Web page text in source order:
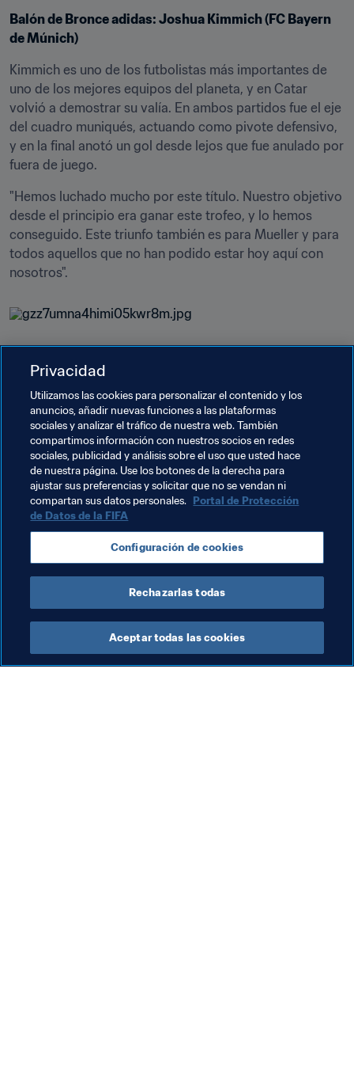
Balón de Bronce adidas: Joshua Kimmich (FC Bayern
de Múnich)
Kimmich es uno de los futbolistas más importantes de
uno de los mejores equipos del planeta, y en Catar
volvió a demostrar su valía. En ambos partidos fue el eje
del cuadro muniqués, actuando como pivote defensivo,
y en la final anotó un gol desde lejos que fue anulado por
fuera de juego.
"Hemos luchado mucho por este título. Nuestro objetivo
desde el principio era ganar este trofeo, y lo hemos
conseguido. Este triunfo también es para Mueller y para
todos aquellos que no han podido estar hoy aquí con
nosotros".
Premio Fair Play de la FIFA: Al Duhail FC (Catar)
Fair Play de la FIFA. El conjunto catarí disputó dos
partidos, ya que la primera eliminatoria contra el
Auckland City se suspendió y se le otorgó el triunfo por
3-0. En la segunda ronda, el equipo de Sabri Lamouchi
cayó 0-1 ante el Al Ahly, que acabó colgándose el
bronce. Tres días después, el Al Duhail se aseguró la
quinta plaza gracias a su victoria por 1-3 sobre Ulsan
Hyundai FC.
Privacidad
Utilizamos las cookies para personalizar el contenido y los
anuncios, añadir nuevas funciones a las plataformas
sociales y analizar el tráfico de nuestra web. También
compartimos información con nuestros socios en redes
sociales, publicidad y análisis sobre el uso que usted hace
de nuestra página. Use los botones de la derecha para
ajustar sus preferencias y solicitar que no se vendan ni
compartan sus datos personales. Portal de Protección
de Datos de la FIFA
Configuración de cookies
Rechazarlas todas
Aceptar todas las cookies